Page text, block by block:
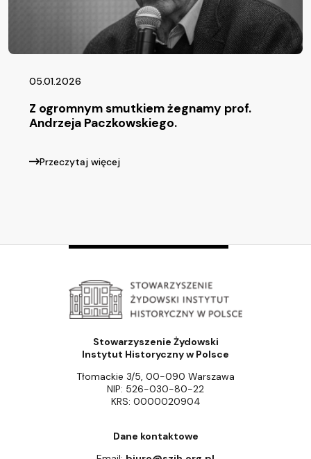
05.01.2026
Z ogromnym smutkiem żegnamy prof.
Andrzeja Paczkowskiego.
Przeczytaj więcej
Stowarzyszenie Żydowski
Instytut Historyczny w Polsce
Tłomackie 3/5, 00-090 Warszawa
NIP: 526-030-80-22
KRS: 0000020904
Dane kontaktowe